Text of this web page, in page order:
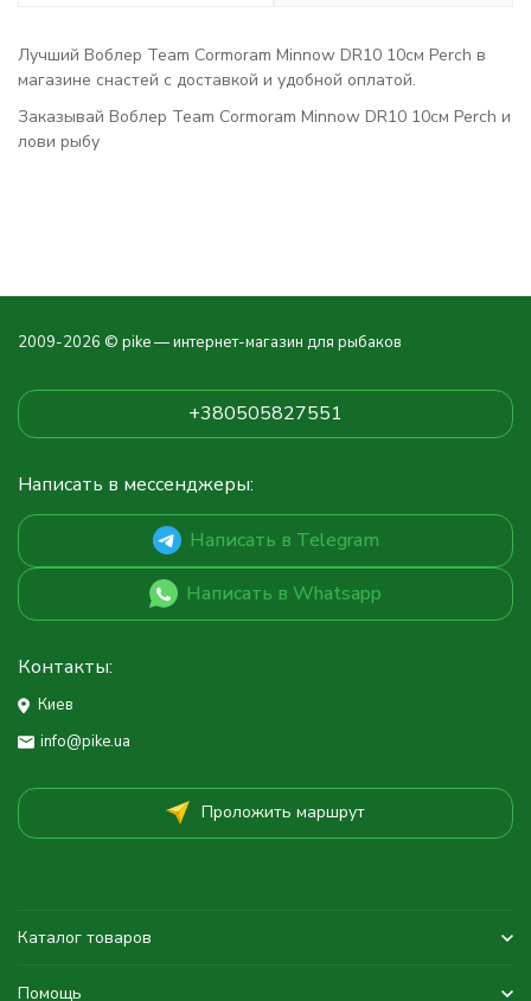
Лучший Воблер Team Cormoram Minnow DR10 10см Perch в
магазине снастей с доставкой и удобной оплатой.
Заказывай Воблер Team Cormoram Minnow DR10 10см Perch и
лови рыбу
2009-2026 © pike — интернет-магазин для рыбаков
+380505827551
Написать в мессенджеры:
Написать в Telegram
Написать в Whatsapp
Контакты:
Киев
info@pike.ua
Проложить маршрут
Каталог товаров
Помощь